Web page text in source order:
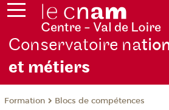
Conservatoire na
et métiers
Formation Blocs de compétences